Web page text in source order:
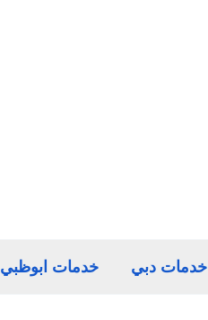
خدمات دبي خدمات ابوظبي